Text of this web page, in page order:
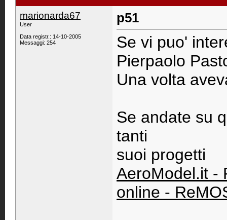
marionarda67
User
Data registr.: 14-10-2005
Messaggi: 254
p51
Se vi puo'
Pierpaolo
Una volta
Se andate su
tanti
suoi progetti
AeroModel.it -
online -